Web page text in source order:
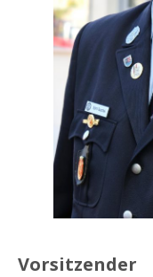
Vorsitzender